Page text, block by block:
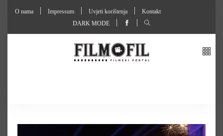
O nama Impressum Uvjeti korištenja
Kontakt
DARK MODE